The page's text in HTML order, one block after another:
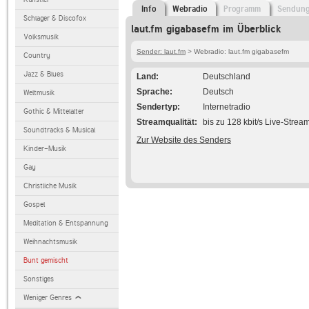
Schlager & Discofox
Volksmusik
Country
Jazz & Blues
Weltmusik
Gothic & Mittelalter
Soundtracks & Musical
Kinder-Musik
Gay
Christliche Musik
Gospel
Meditation & Entspannung
Weihnachtsmusik
Bunt gemischt
Sonstiges
Weniger Genres
Info Webradio Programm
laut.fm gigabasefm im Überblick
Sender: laut.fm > Webradio: laut.fm gigabasefm
Land
Deutschland
Sprache
Deutsch
Sendertyp
Internetradio
Streamqualität
bis zu 128 kbit/s Live-
Zur Website des Senders